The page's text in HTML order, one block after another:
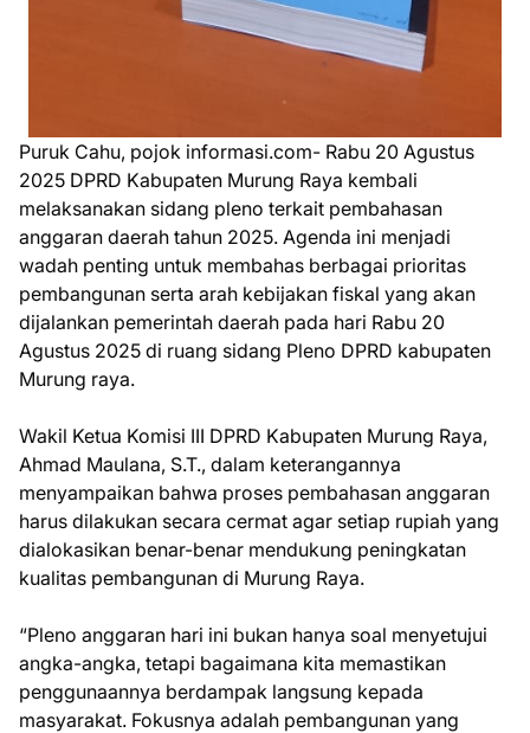
Puruk Cahu, pojok informasi.com- Rabu 20 Agustus
2025 DPRD Kabupaten Murung Raya kembali
melaksanakan sidang pleno terkait pembahasan
anggaran daerah tahun 2025. Agenda ini menjadi
wadah penting untuk membahas berbagai prioritas
pembangunan serta arah kebijakan fiskal yang akan
dijalankan pemerintah daerah pada hari Rabu 20
Agustus 2025 di ruang sidang Pleno DPRD kabupaten
Murung raya.
Wakil Ketua Komisi III DPRD Kabupaten Murung Raya,
Ahmad Maulana, S.T., dalam keterangannya
menyampaikan bahwa proses pembahasan anggaran
harus dilakukan secara cermat agar setiap rupiah yang
dialokasikan benar-benar mendukung peningkatan
kualitas pembangunan di Murung Raya.
“Pleno anggaran hari ini bukan hanya soal menyetujui
angka-angka, tetapi bagaimana kita memastikan
penggunaannya berdampak langsung kepada
masyarakat. Fokusnya adalah pembangunan yang